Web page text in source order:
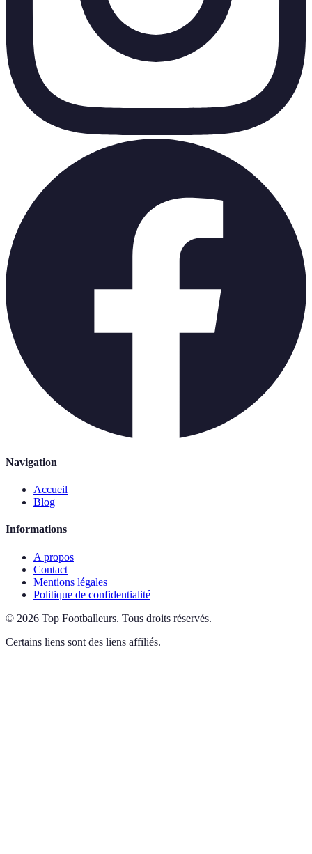
Navigation
Accueil
Blog
Informations
A propos
Contact
Mentions légales
Politique de confidentialité
© 2026 Top Footballeurs. Tous droits réservés.
Certains liens sont des liens affiliés.